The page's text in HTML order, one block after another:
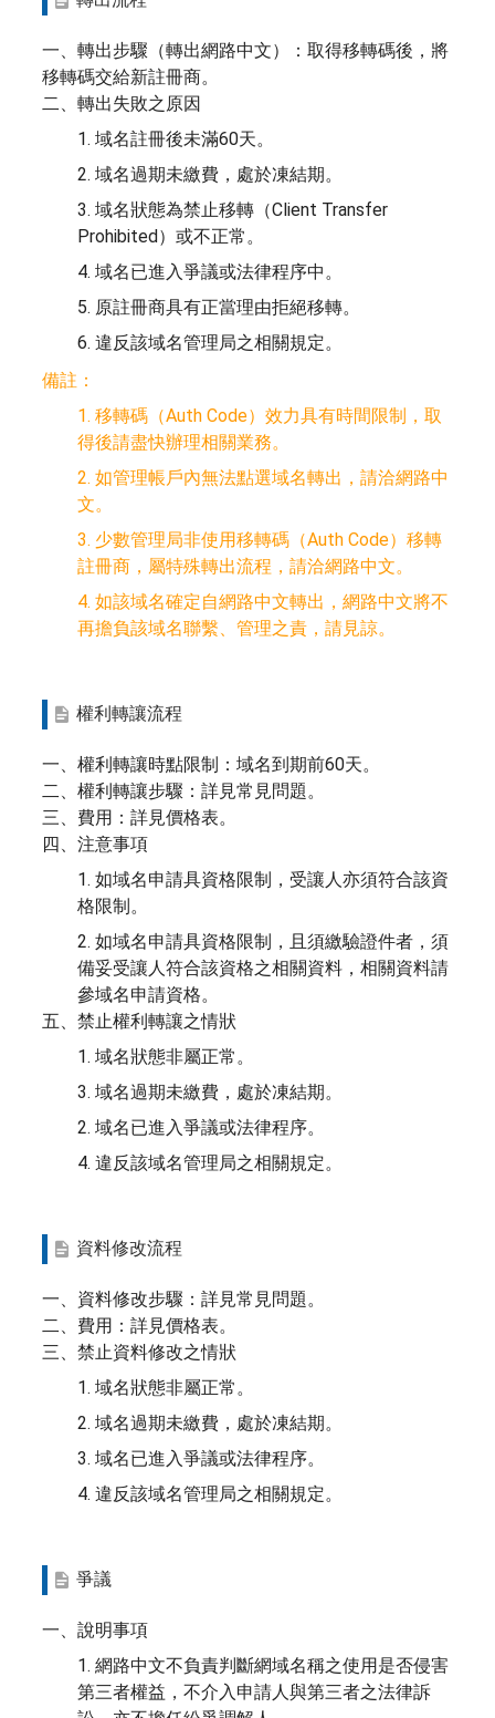
一、轉出步驟（轉出網路中文）：取得移轉碼後，將
移轉碼交給新註冊商。
二、轉出失敗之原因
1. 域名註冊後未滿60天。
2. 域名過期未繳費，處於凍結期。
3. 域名狀態為禁止移轉（Client Transfer
Prohibited）或不正常。
4. 域名已進入爭議或法律程序中。
5. 原註冊商具有正當理由拒絕移轉。
6. 違反該域名管理局之相關規定。
備註：
1. 移轉碼（Auth Code）效力具有時間限制，取
得後請盡快辦理相關業務。
2. 如管理帳戶內無法點選域名轉出，請洽網路中
文。
3. 少數管理局非使用移轉碼（Auth Code）移轉
註冊商，屬特殊轉出流程，請洽網路中文。
4. 如該域名確定自網路中文轉出，網路中文將不
再擔負該域名聯繫、管理之責，請見諒。
權利轉讓流程
一、權利轉讓時點限制：域名到期前60天。
二、權利轉讓步驟：詳見常見問題。
三、費用：詳見價格表。
四、注意事項
1. 如域名申請具資格限制，受讓人亦須符合該資
格限制。
2. 如域名申請具資格限制，且須繳驗證件者，須
備妥受讓人符合該資格之相關資料，相關資料請
參域名申請資格。
五、禁止權利轉讓之情狀
1. 域名狀態非屬正常。
3. 域名過期未繳費，處於凍結期。
2. 域名已進入爭議或法律程序。
4. 違反該域名管理局之相關規定。
資料修改流程
一、資料修改步驟：詳見常見問題。
二、費用：詳見價格表。
三、禁止資料修改之情狀
1. 域名狀態非屬正常。
2. 域名過期未繳費，處於凍結期。
3. 域名已進入爭議或法律程序。
4. 違反該域名管理局之相關規定。
爭議
一、說明事項
1. 網路中文不負責判斷網域名稱之使用是否侵害
第三者權益，不介入申請人與第三者之法律訴